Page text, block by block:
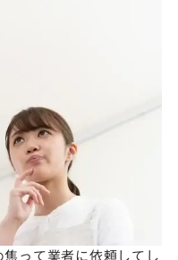
って業者に依頼してし